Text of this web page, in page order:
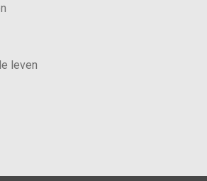
leven